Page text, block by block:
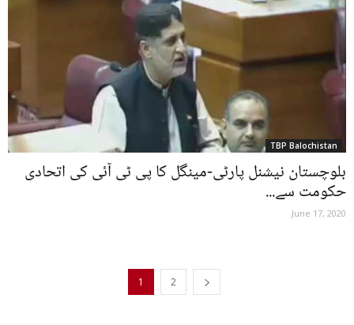
TBP Balochistan
بلوچستان نیشنل پارٹی-مینگل کا پی ٹی آئی کی اتحادی
حکومت سے...
June 17, 2020
1 2